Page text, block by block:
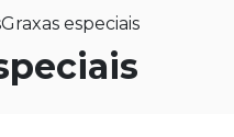
Graxas especiais